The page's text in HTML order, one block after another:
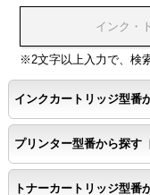
※2文字以上入力で、検
インクカートリッジ型番
プリンター型番から探す
トナーカートリッジ型番